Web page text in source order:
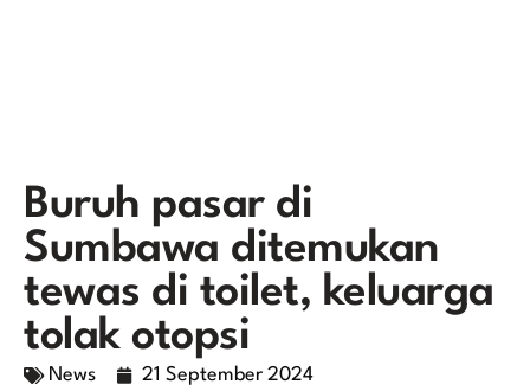
Buruh pasar di
Sumbawa ditemukan
tewas di toilet, keluarga
tolak otopsi
News 21 September 2024